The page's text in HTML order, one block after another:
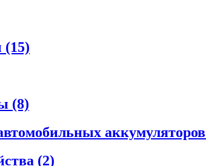
(15)
(8)
аккумуляторов
(2)